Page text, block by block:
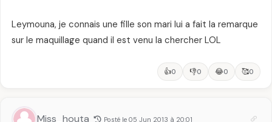
Leymouna, je connais une fille son mari lui a fait la remarque
sur le maquillage quand il est venu la chercher LOL
👍0 👎0 😂0 🥰0
Miss_houta Posté le 05 Jun 2013 à 20:01